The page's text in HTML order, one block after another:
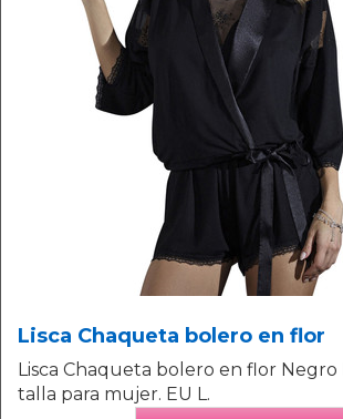
Lisca Chaqueta bolero en flor
Lisca Chaqueta bolero en flor Negro
talla para mujer. EU L.